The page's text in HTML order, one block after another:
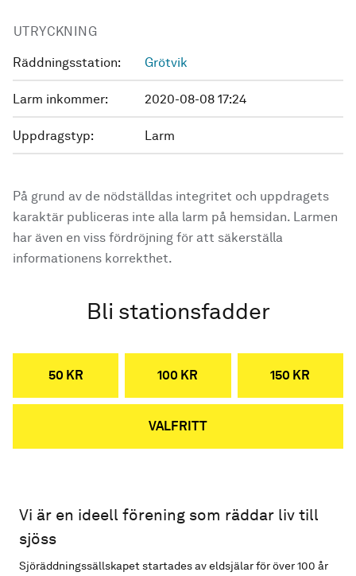
UTRYCKNING
Räddningsstation: Grötvik
Larm inkommer: 2020-08-08 17:24
Uppdragstyp: Larm
På grund av de nödställdas integritet och uppdragets
karaktär publiceras inte alla larm på hemsidan. Larmen
har även en viss fördröjning för att säkerställa
informationens korrekthet.
Bli stationsfadder
50 KR 100 KR 150 KR
VALFRITT
Vi är en ideell förening som räddar liv till
sjöss
Sjöräddningssällskapet startades av eldsjälar för över 100 år